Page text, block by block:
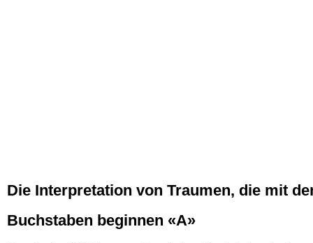
Die Interpretation von Traumen, die mit
Buchstaben beginnen «A»